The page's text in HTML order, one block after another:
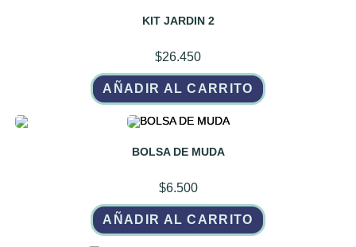
KIT JARDIN 2
$26.450
AÑADIR AL CARRITO
BOLSA DE MUDA
$6.500
AÑADIR AL CARRITO